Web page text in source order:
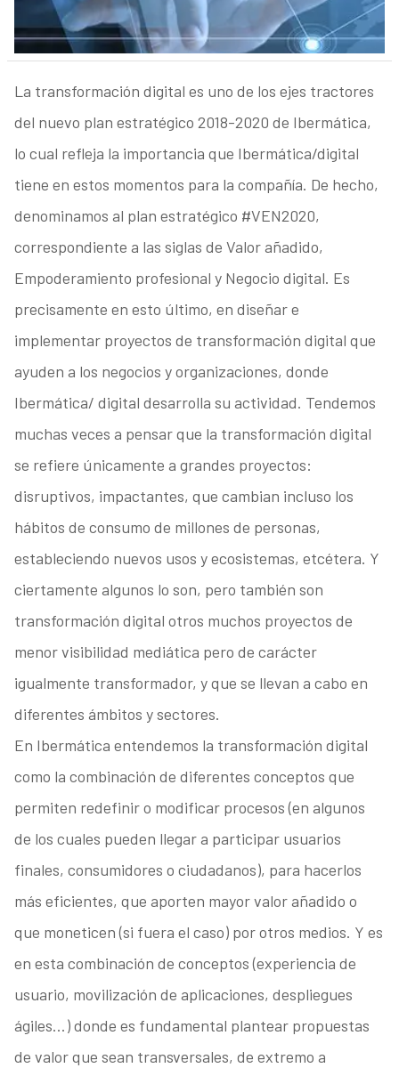
La transformación digital es uno de los ejes tractores
del nuevo plan estratégico 2018-2020 de Ibermática,
lo cual refleja la importancia que Ibermática/digital
tiene en estos momentos para la compañía. De hecho,
denominamos al plan estratégico #VEN2020,
correspondiente a las siglas de Valor añadido,
Empoderamiento profesional y Negocio digital. Es
precisamente en esto último, en diseñar e
implementar proyectos de transformación digital que
ayuden a los negocios y organizaciones, donde
Ibermática/ digital desarrolla su actividad. Tendemos
muchas veces a pensar que la transformación digital
se refiere únicamente a grandes proyectos:
disruptivos, impactantes, que cambian incluso los
hábitos de consumo de millones de personas,
estableciendo nuevos usos y ecosistemas, etcétera. Y
ciertamente algunos lo son, pero también son
transformación digital otros muchos proyectos de
menor visibilidad mediática pero de carácter
igualmente transformador, y que se llevan a cabo en
diferentes ámbitos y sectores.
En Ibermática entendemos la transformación digital
como la combinación de diferentes conceptos que
permiten redefinir o modificar procesos (en algunos
de los cuales pueden llegar a participar usuarios
finales, consumidores o ciudadanos), para hacerlos
más eficientes, que aporten mayor valor añadido o
que moneticen (si fuera el caso) por otros medios. Y es
en esta combinación de conceptos (experiencia de
usuario, movilización de aplicaciones, despliegues
ágiles…) donde es fundamental plantear propuestas
de valor que sean transversales, de extremo a